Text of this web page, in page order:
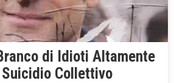
di Idioti Altamente
Collettivo